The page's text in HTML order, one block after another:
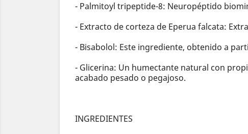
- Palmitoyl tripeptide-8: Neuropéptido
- Extracto de corteza de Eperua falcata:
- Bisabolol: Este ingrediente, obtenido a
- Glicerina: Un humectante natural con
acabado pesado o pegajoso.
INGREDIENTES